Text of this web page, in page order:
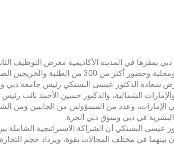
بمقرها في المدينة الأكاديمية معرض التوظيف
سعادة الدكتور عيسى البستكي رئيس جامعة دبي
الشمالية، والدكتور حسين الأحمد نائب
الإمارات، وعدد من المسؤولين من الجانبين ومن
البشرية في دبي وسوق دبي الحرة.
عيسى البستكي أن الشراكة الاستراتيجية
بينهما في مختلف المجالات بقوة، ويزداد حجم